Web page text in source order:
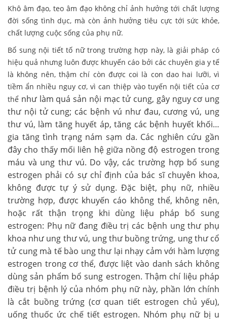
Khô âm đạo, teo âm đạo không chỉ ảnh hưởng tới chất lượng
đời sống tình dục, mà còn ảnh hưởng tiêu cực tới sức khỏe,
chất lượng cuộc sống của phụ nữ.
Bổ sung nội tiết tố nữ trong trường hợp này, là giải pháp có
hiệu quả nhưng luôn được khuyến cáo bởi các chuyên gia y tế
là không nên, thậm chí còn được coi là con dao hai lưỡi, vì
tiềm ẩn nhiều nguy cơ, vì can thiệp vào tuyến nội tiết của cơ
thể như làm quá sản nội mạc tử cung, gây nguy cơ ung
thư nội tử cung; các bệnh vú như đau, cương vú, ung
thư vú, làm tăng huyết áp, tăng các bệnh huyết khối…
gia tăng tình trạng nám sạm da. Các nghiên cứu gần
đây cho thấy mối liên hệ giữa nồng độ estrogen trong
máu và ung thư vú. Do vậy, các trường hợp bổ sung
estrogen phải có sự chỉ định của bác sĩ chuyên khoa,
không được tự ý sử dụng. Đặc biệt, phụ nữ, nhiều
trường hợp, được khuyến cáo không thể, không nên,
hoặc rất thận trọng khi dùng liệu pháp bổ sung
estrogen: Phụ nữ đang điều trị các bệnh ung thư phụ
khoa như ung thư vú, ung thư buồng trứng, ung thư cổ
tử cung mà tế bào ung thư lại nhạy cảm với hàm lượng
estrogen trong cơ thể, được liệt vào danh sách không
dùng sản phẩm bổ sung estrogen. Thậm chí liệu pháp
điều trị bệnh lý của nhóm phụ nữ này, phần lớn chính
là cắt buồng trứng (cơ quan tiết estrogen chủ yếu),
uống thuốc ức chế tiết estrogen. Nhóm phụ nữ bị u